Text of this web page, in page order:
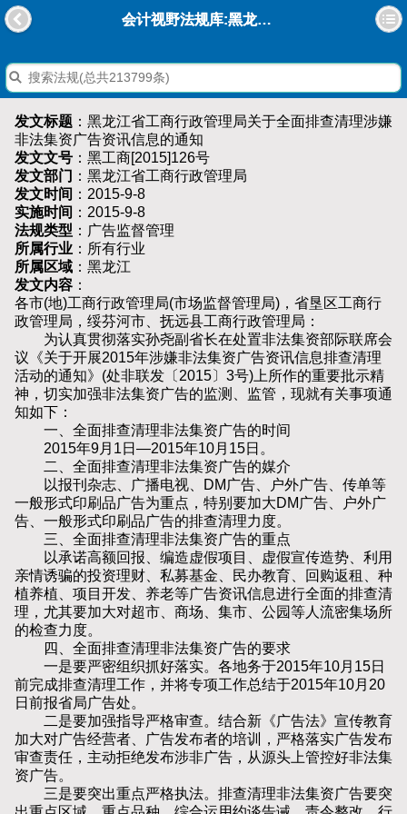
会计视野法规库:黑龙江省工商行政管理局关于全面排查清理涉嫌非法集资广告资讯信息的通知
发文标题 ：黑龙江省工商行政管理局关于全面排查清理涉嫌
非法集资广告资讯信息的通知
发文文号 ：黑工商[2015]126号
发文部门 ：黑龙江省工商行政管理局
发文时间 ：2015-9-8
实施时间 ：2015-9-8
法规类型 ：广告监督管理
所属行业 ：所有行业
所属区域 ：黑龙江
发文内容 ：
各市(地)工商行政管理局(市场监督管理局)，省垦区工商行
政管理局，绥芬河市、抚远县工商行政管理局：
为认真贯彻落实孙尧副省长在处置非法集资部际联席会
议《关于开展2015年涉嫌非法集资广告资讯信息排查清理
活动的通知》(处非联发〔2015〕3号)上所作的重要批示精
神，切实加强非法集资广告的监测、监管，现就有关事项通
知如下：
一、全面排查清理非法集资广告的时间
2015年9月1日—2015年10月15日。
二、全面排查清理非法集资广告的媒介
以报刊杂志、广播电视、DM广告、户外广告、传单等
一般形式印刷品广告为重点，特别要加大DM广告、户外广
告、一般形式印刷品广告的排查清理力度。
三、全面排查清理非法集资广告的重点
以承诺高额回报、编造虚假项目、虚假宣传造势、利用
亲情诱骗的投资理财、私募基金、民办教育、回购返租、种
植养植、项目开发、养老等广告资讯信息进行全面的排查清
理，尤其要加大对超市、商场、集市、公园等人流密集场所
的检查力度。
四、全面排查清理非法集资广告的要求
一是要严密组织抓好落实。各地务于2015年10月15日
前完成排查清理工作，并将专项工作总结于2015年10月20
日前报省局广告处。
二是要加强指导严格审查。结合新《广告法》宣传教育
加大对广告经营者、广告发布者的培训，严格落实广告发布
审查责任，主动拒绝发布涉非广告，从源头上管控好非法集
资广告。
三是要突出重点严格执法。排查清理非法集资广告要突